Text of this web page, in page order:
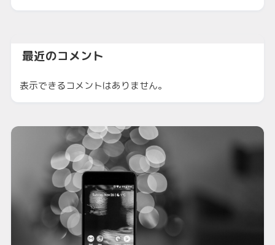
最近のコメント
表示できるコメントはありません。